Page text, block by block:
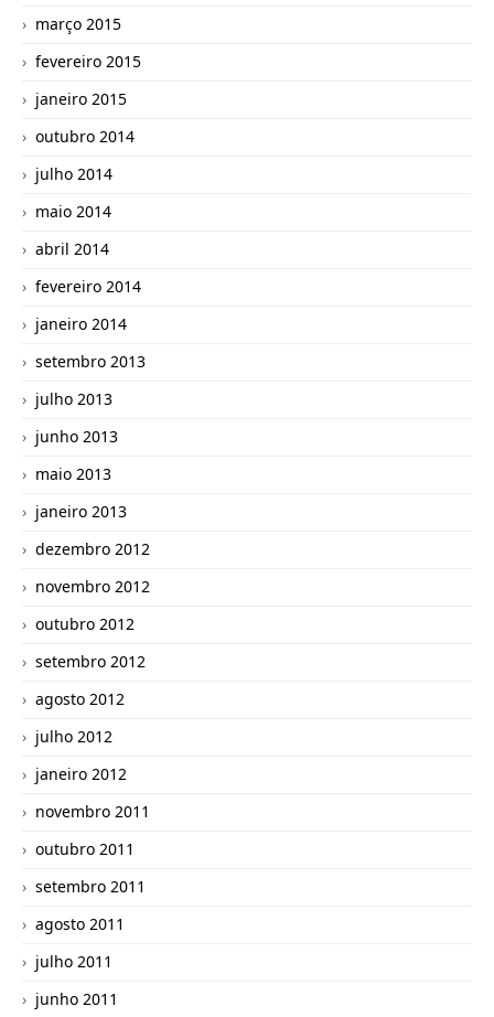
março 2015
fevereiro 2015
janeiro 2015
outubro 2014
julho 2014
maio 2014
abril 2014
fevereiro 2014
janeiro 2014
setembro 2013
julho 2013
junho 2013
maio 2013
janeiro 2013
dezembro 2012
novembro 2012
outubro 2012
setembro 2012
agosto 2012
julho 2012
janeiro 2012
novembro 2011
outubro 2011
setembro 2011
agosto 2011
julho 2011
junho 2011